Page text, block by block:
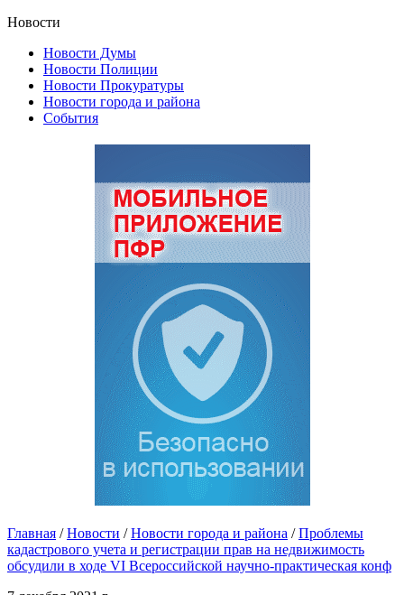
Новости
Новости Думы
Новости Полиции
Новости Прокуратуры
Новости города и района
События
Главная / Новости / Новости города и района / Проблемы
кадастрового учета и регистрации прав на недвижимость
обсудили в ходе VI Всероссийской научно-практическая конф